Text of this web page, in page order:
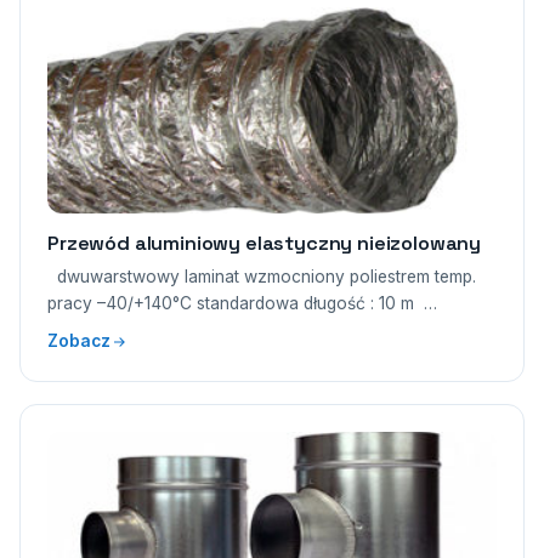
Przewód aluminiowy elastyczny nieizolowany
dwuwarstwowy laminat wzmocniony poliestrem temp.
pracy –40/+140°C standardowa długość : 10 m …
Zobacz